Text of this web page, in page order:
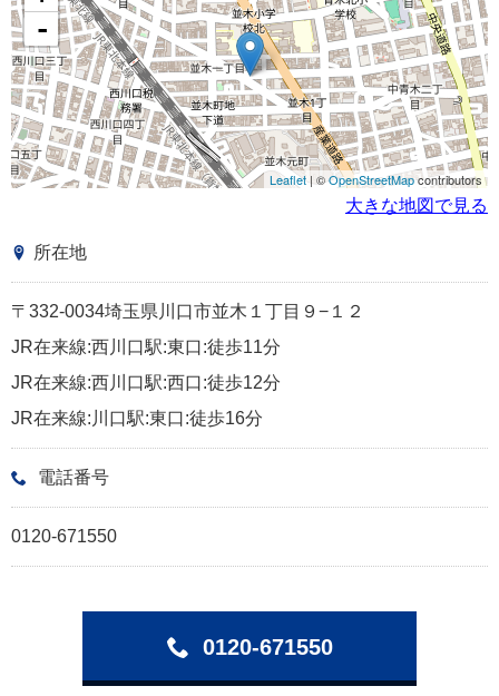
-
Leaflet | ©OpenStreetMapcontributors
大きな地図で見る
所在地
〒332-0034埼玉県川口市並木１丁目９−１２
JR在来線:西川口駅:東口:徒歩11分
JR在来線:西川口駅:西口:徒歩12分
JR在来線:川口駅:東口:徒歩16分
電話番号
0120-671550
0120-671550